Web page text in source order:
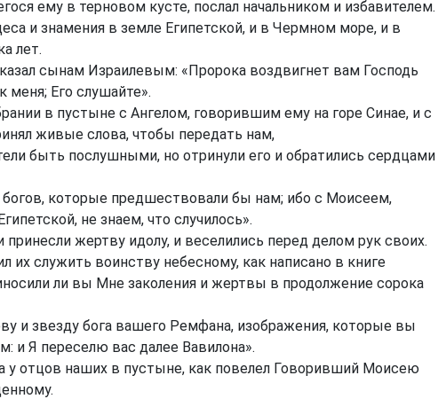
ему в терновом кусте, послал начальником и избавителем.
и знамения в земле Египетской, и в Чермном море, и в
лет.
сынам Израилевым: «Пророка воздвигнет вам Господь
меня; Его слушайте».
в пустыне с Ангелом, говорившим ему на горе Синае, и с
живые слова, чтобы передать нам,
быть послушными, но отринули его и обратились сердцами
богов, которые предшествовали бы нам; ибо с Моисеем,
не знаем, что случилось».
принесли жертву идолу, и веселились перед делом рук своих.
их служить воинству небесному, как написано в книге
ли вы Мне заколения и жертвы в продолжение сорока
и звезду бога вашего Ремфана, изображения, которые вы
и Я переселю вас далее Вавилона».
у отцов наших в пустыне, как повелел Говоривший Моисею